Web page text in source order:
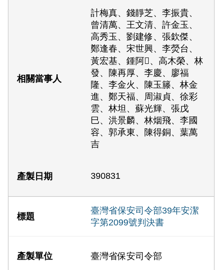
計梅真、錢靜芝、李振貴、
曾清萬、王文清、許金玉、
高秀玉、劉建修、張欽傑、
鄭逢春、宋世興、李熒台、
黃宏基、鍾阿𥟢、高木榮、林
發、陳再厚、李慶、廖福
隆、李金火、陳玉籐、林金
進、鄭天福、周淑貞、徐彩
雲、林坦、蘇光輝、張戊
巳、洪景麟、林烟飛、李國
容、郭承東、陳得銅、葉萬
吉
390831
臺灣省保安司令部39年安潔
字第2099號判決書
臺灣省保安司令部